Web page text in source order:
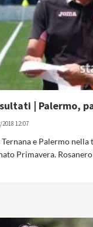
| Palermo,
12:07
e Palermo nella
Primavera.